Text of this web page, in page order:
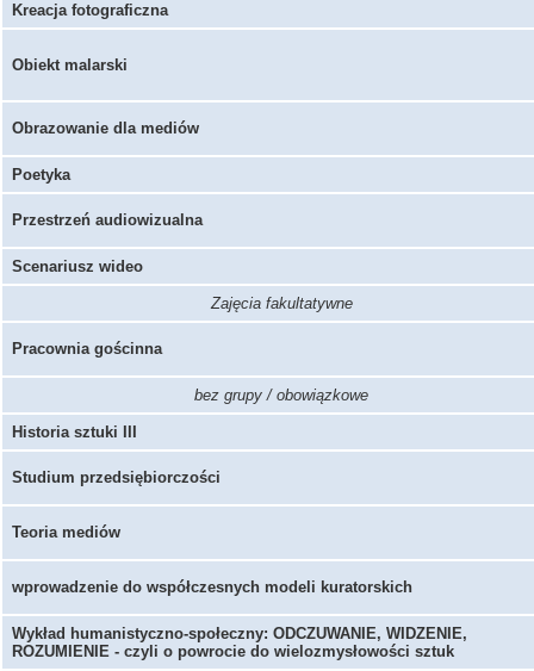
Kreacja fotograficzna
Obiekt malarski
Obrazowanie dla mediów
Poetyka
Przestrzeń audiowizualna
Scenariusz wideo
Zajęcia fakultatywne
Pracownia gościnna
bez grupy / obowiązkowe
Historia sztuki III
Studium przedsiębiorczości
Teoria mediów
wprowadzenie do współczesnych modeli kuratorskich
Wykład humanistyczno-społeczny: ODCZUWANIE, WIDZENIE,
ROZUMIENIE - czyli o powrocie do wielozmysłowości sztuk